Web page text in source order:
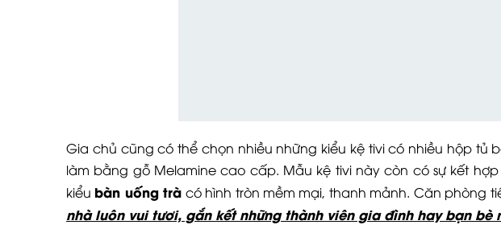
Gia chủ cũng có thể chọn nhiều những kiểu kệ tivi có nhiều hộp tủ
làm bằng gỗ Melamine cao cấp. Mẫu kệ tivi này còn có sự kết
kiểu bàn uống trà có hình tròn mềm mại, thanh mảnh. Căn phòng
nhà luôn vui tươi, gắn kết những thành viên gia đình hay bạn bè